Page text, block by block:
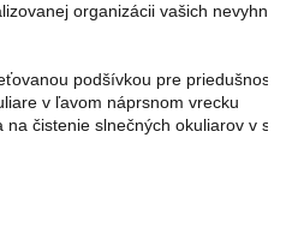
organizácii vašich
podšívkou pre priedušnosť
v ľavom náprsnom vrecku
na čistenie slnečných okuliarov v